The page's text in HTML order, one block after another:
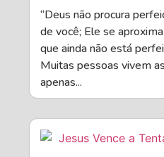
“Deus não procura
de você; Ele se
que ainda não está
Muitas pessoas vivem
apenas...